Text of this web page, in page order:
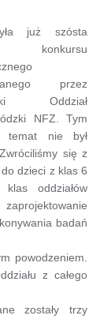
już szósta
konkursu
przez
Oddział
NFZ. Tym
temat nie był
się z
do dzieci z klas 6
oddziałów
badań
powodzeniem.
z całego
zostały trzy